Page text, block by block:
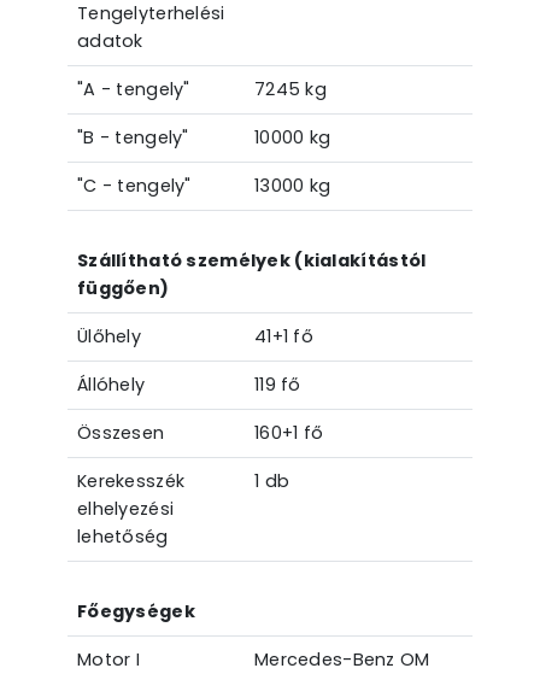
Tengelyterhelési
adatok
"A - tengely"
7245 kg
"B - tengely"
10000 kg
"C - tengely"
13000 kg
Szállítható személyek (kialakítástól
függően)
Ülőhely
41+1 fő
Állóhely
119 fő
Összesen
160+1 fő
Kerekesszék
elhelyezési
lehetőség
1 db
Főegységek
Motor I
Mercedes-Benz OM